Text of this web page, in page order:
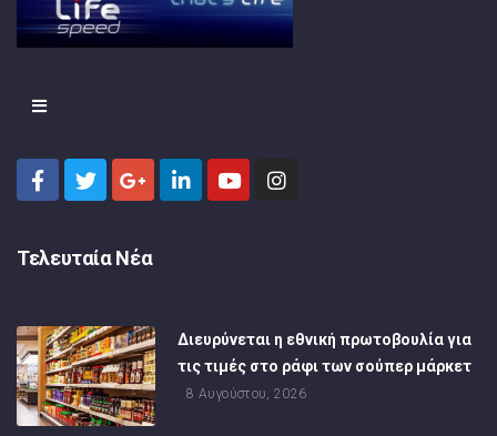
Τελευταία Νέα
Διευρύνεται η εθνική πρωτοβουλία για
τις τιμές στο ράφι των σούπερ μάρκετ
8 Αυγούστου, 2026